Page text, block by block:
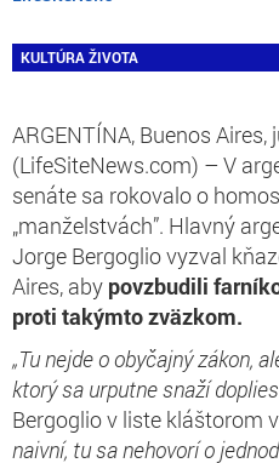
KULTÚRA ŽIVOTA
ARGENTÍNA, Buenos Aires,
(LifeSiteNews.com) – V
senáte sa rokovalo o
„manželstvách”. Hlavný
Jorge Bergoglio vyzval
Aires, aby povzbudili
proti takýmto zväzkom.
„Tu nejde o obyčajný zákon,
ktorý sa urputne snaží
Bergoglio v liste kláštorom
naivní, tu sa nehovorí o